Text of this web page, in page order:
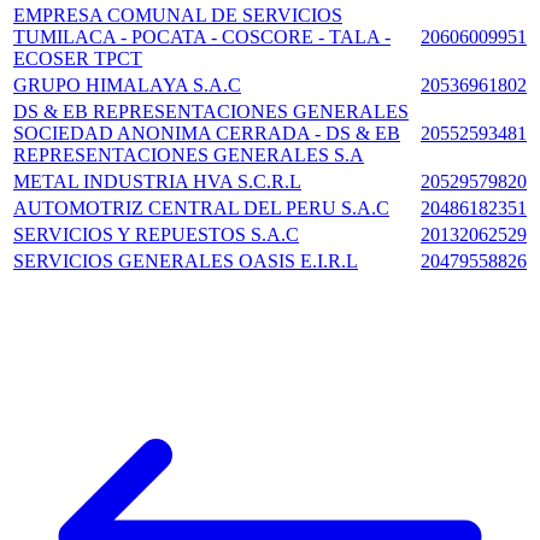
EMPRESA COMUNAL DE SERVICIOS
TUMILACA - POCATA - COSCORE - TALA -
ECOSER TPCT
20606009951
GRUPO HIMALAYA S.A.C
20536961802
DS & EB REPRESENTACIONES GENERALES
SOCIEDAD ANONIMA CERRADA - DS & EB
REPRESENTACIONES GENERALES S.A
20552593481
METAL INDUSTRIA HVA S.C.R.L
20529579820
AUTOMOTRIZ CENTRAL DEL PERU S.A.C
20486182351
SERVICIOS Y REPUESTOS S.A.C
20132062529
SERVICIOS GENERALES OASIS E.I.R.L
20479558826